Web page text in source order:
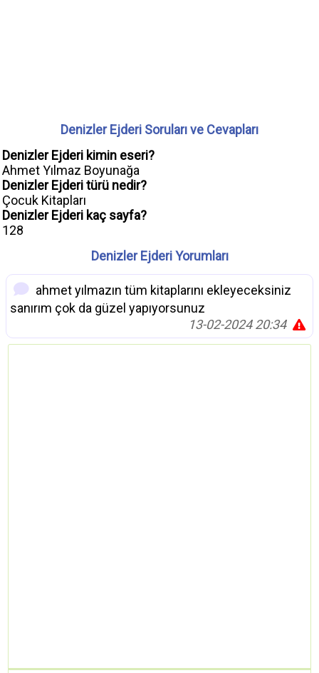
Denizler Ejderi Soruları ve Cevapları
Denizler Ejderi kimin eseri?
Ahmet Yılmaz Boyunağa
Denizler Ejderi türü nedir?
Çocuk Kitapları
Denizler Ejderi kaç sayfa?
128
Denizler Ejderi Yorumları
ahmet yılmazın tüm kitaplarını ekleyeceksiniz
sanırım çok da güzel yapıyorsunuz
13-02-2024 20:34